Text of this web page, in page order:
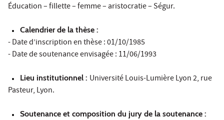
Éducation – fillette – femme – aristocratie – Ségur.
Calendrier de la thèse :
- Date d’inscription en thèse : 01/10/1985
- Date de soutenance envisagée : 11/06/1993
Lieu institutionnel : Université Louis-Lumière Lyon 2, rue
Pasteur, Lyon.
Soutenance et composition du jury de la soutenance :